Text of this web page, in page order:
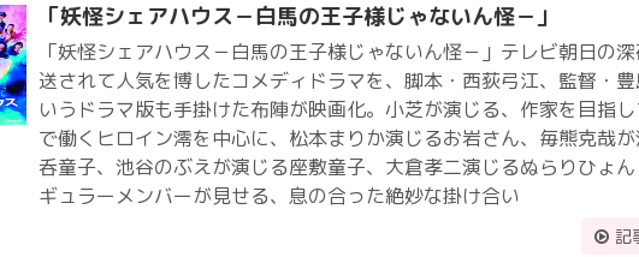
「妖怪シェアハウス－白馬の王子様じゃないん怪－」
「妖怪シェアハウス－白馬の王子様じゃないん怪－」テレビ朝日の
送されて人気を博したコメディドラマを、脚本・西荻弓江、監督・
いうドラマ版も手掛けた布陣が映画化。小芝が演じる、作家を目指
で働くヒロイン澪を中心に、松本まりか演じるお岩さん、毎熊克哉
呑童子、池谷のぶえが演じる座敷童子、大倉孝二演じるぬらりひょ
ギュラーメンバーが見せる、息の合った絶妙な掛け合い
記